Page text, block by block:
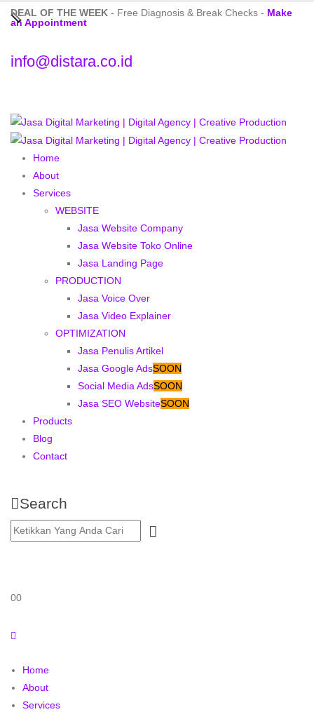
DEAL OF THE WEEK - Free Diagnosis & Break Checks - Make
an Appointment
info@distara.co.id
Home
About
Services
WEBSITE
Jasa Website Company
Jasa Website Toko Online
Jasa Landing Page
PRODUCTION
Jasa Voice Over
Jasa Video Explainer
OPTIMIZATION
Jasa Penulis Artikel
Jasa Google AdsSOON
Social Media AdsSOON
Jasa SEO WebsiteSOON
Products
Blog
Contact
Search
00
Home
About
Services